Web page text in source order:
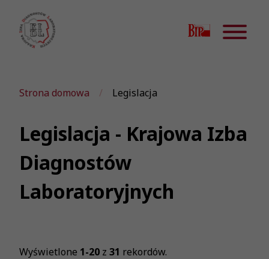
Strona domowa Legislacja
Legislacja - Krajowa Izba
Diagnostów
Laboratoryjnych
Wyświetlone 1-20 z 31 rekordów.